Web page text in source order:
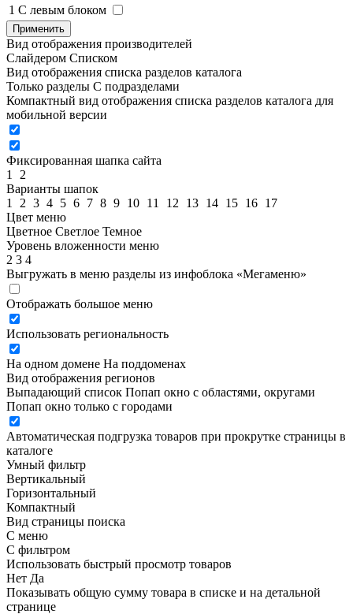
1 C левым блоком
Применить
Вид отображения производителей
Слайдером Списком
Вид отображения списка разделов каталога
Только разделы С подразделами
Компактный вид отображения списка разделов каталога для
мобильной версии
Фиксированная шапка сайта
1
2
Варианты шапок
1
2 3 4 5 6 7 8 9 10 11 12 13 14 15 16 17
Цвет меню
Цветное Светлое Темное
Уровень вложенности меню
2 3 4
Выгружать в меню разделы из инфоблока «Мегаменю»
Отображать большое меню
Использовать региональность
На одном домене На поддоменах
Вид отображения регионов
Выпадающий список Попап окно c областями, округами
Попап окно только с городами
Автоматическая подгрузка товаров при прокрутке страницы в
каталоге
Умный фильтр
Вертикальный
Горизонтальный
Компактный
Вид страницы поиска
С меню
С фильтром
Использовать быстрый просмотр товаров
Нет Да
Показывать общую сумму товара в списке и на детальной
странице